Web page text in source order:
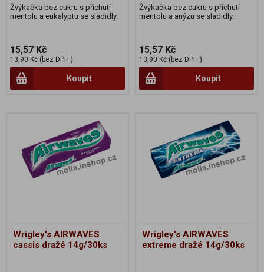
Žvýkačka bez cukru s příchutí
mentolu a eukalyptu se sladidly.
15,57 Kč
13,90 Kč (bez DPH:)
Koupit
Žvýkačka bez cukru s příchutí
mentolu a anýzu se sladidly.
15,57 Kč
13,90 Kč (bez DPH:)
Koupit
Wrigley's AIRWAVES
cassis dražé 14g/30ks
Wrigley's AIRWAVES
extreme dražé 14g/30ks